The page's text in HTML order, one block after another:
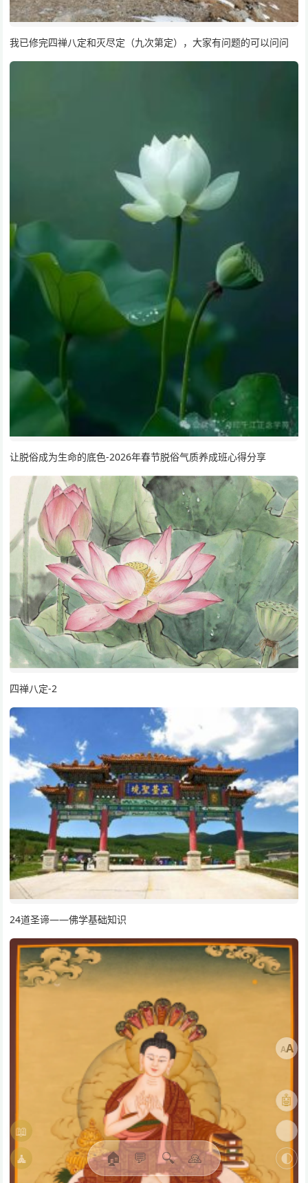
我已修完四禅八定和灭尽定（九次第定），大家有问题的可以问问
让脱俗成为生命的底色-2026年春节脱俗气质养成班心得分享
四禅八定-2
24道圣谛——佛学基础知识
🌓
🏠 💬 🔍 🙏
AA
📖
🧘
🤖